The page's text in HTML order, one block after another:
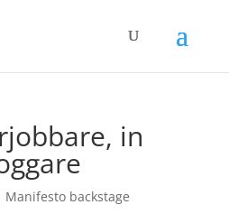
in
Manifesto backstage